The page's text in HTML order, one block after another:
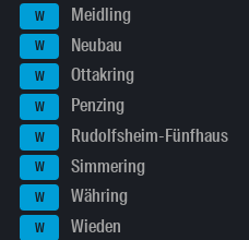
W Meidling
W Neubau
W Ottakring
W Penzing
W Rudolfsheim-Fünfhaus
W Simmering
W Währing
W Wieden